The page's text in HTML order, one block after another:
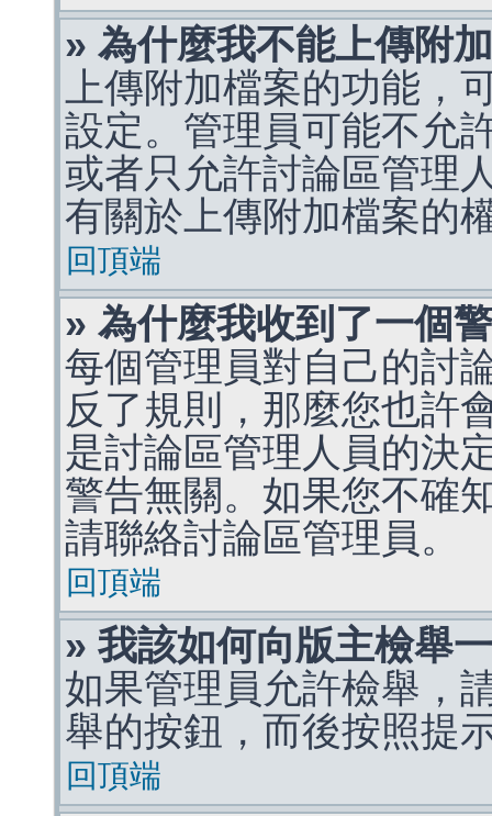
» 為什麼我不能上傳附
上傳附加檔案的功能，
設定。管理員可能不允
或者只允許討論區管理
有關於上傳附加檔案的
回頂端
» 為什麼我收到了一個
每個管理員對自己的討
反了規則，那麼您也許
是討論區管理人員的決
警告無關。如果您不確
請聯絡討論區管理員。
回頂端
» 我該如何向版主檢舉
如果管理員允許檢舉，
舉的按鈕，而後按照提
回頂端